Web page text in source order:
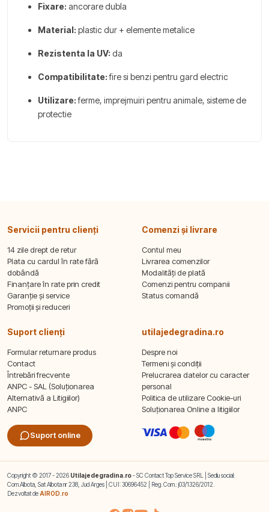
Fixare: ancorare dubla
Material: plastic dur + elemente metalice
Rezistenta la UV: da
Compatibilitate:fire si benzi pentru gard electric
Utilizare:ferme, imprejmuiri pentru animale, sisteme de
protectie
Servicii pentru clienți
14 zile drept de retur
Plata cu cardul în rate fără
dobândă
Finanțare în rate prin credit
Garanție și service
Promoții și reduceri
Comenzi și livrare
Contul meu
Livrarea comenzilor
Modalități de plată
Comenzi pentru companii
Status comandă
Suport clienți
Formular returnare produs
Contact
Întrebări frecvente
ANPC - SAL (Soluționarea
Alternativă a Litigiilor)
ANPC
Suport online
utilajedegradina.ro
Despre noi
Termeni și condiții
Prelucrarea datelor cu caracter
personal
Politica de utilizare Cookie-uri
Soluționarea Online a litigiilor
Copyright © 2017 - 2026 Utilajedegradina.ro- SC Contact Top Service SRL | Sediu social:
Com.Albota, Sat Albota nr 238, Jud Arges | CUI: 30696452 | Reg. Com.: j03/1326/2012.
Dezvoltat de AIROD.ro